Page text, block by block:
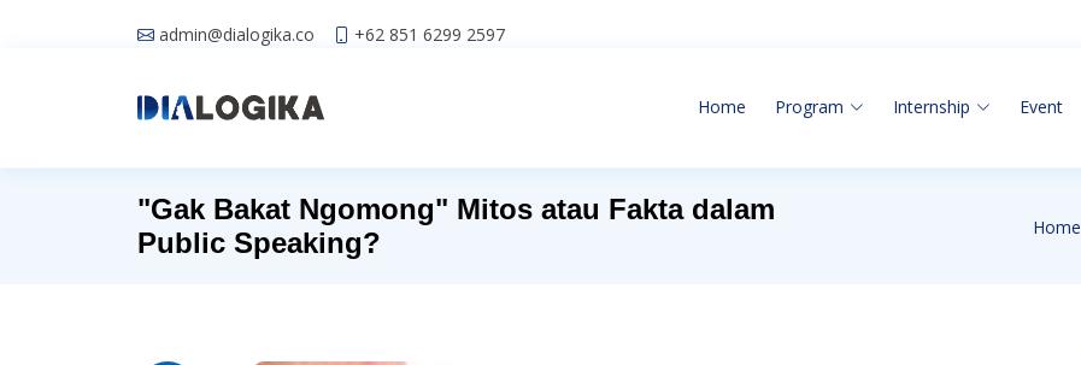
admin@dialogika.co +62 851 6299 2597
Home Program Internship Event
"Gak Bakat Ngomong" Mitos atau Fakta dalam
Public Speaking?
Home